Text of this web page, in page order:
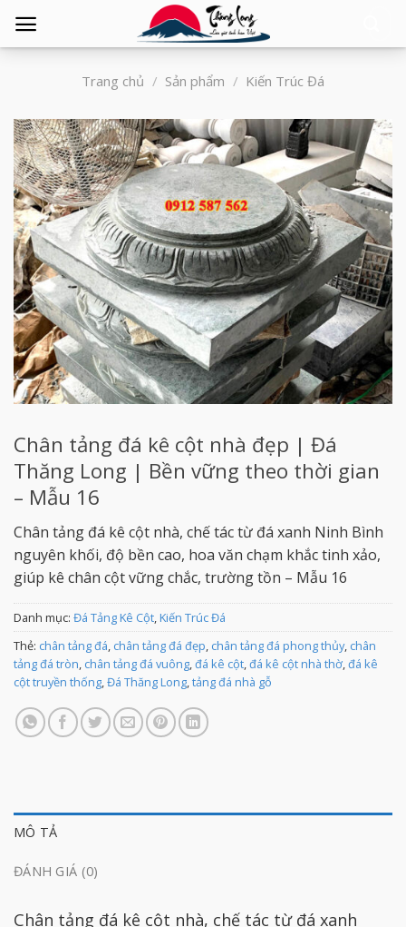
Trang chủ / Sản phẩm / Kiến Trúc Đá
Chân tảng đá kê cột nhà đẹp | Đá
Thăng Long | Bền vững theo thời gian
– Mẫu 16
Chân tảng đá kê cột nhà, chế tác từ đá xanh Ninh Bình
nguyên khối, độ bền cao, hoa văn chạm khắc tinh xảo,
giúp kê chân cột vững chắc, trường tồn – Mẫu 16
Danh mục: Đá Tảng Kê Cột,Kiến Trúc Đá
Thẻ: chân tảng đá, chân tảng đá đẹp, chân tảng đá phong thủy, chân
tảng đá tròn, chân tảng đá vuông,đá kê cột,đá kê cột nhà thờ,đá kê
cột truyền thống,Đá Thăng Long,tảng đá nhà gỗ
MÔ TẢ
ĐÁNH GIÁ (0)
Chân tảng đá kê cột nhà, chế tác từ đá xanh